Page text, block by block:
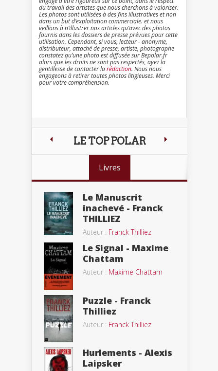
du travail des artistes que nous cherchons à valoriser.
Les photos sont utilisées à des fins illustratives et non
dans un but d’exploitation commerciale. et nous
veillons à n’illustrer nos articles qu’avec des photos
fournis dans les dossiers de presse prévues pour cette
utilisation. Cependant, si vous, lecteur - anonyme,
distributeur, attaché de presse, artiste, photographe
constatez qu’une photo est diffusée sur Bepolar.fr
alors que les droits ne sont pas respectés, ayez la
gentillesse de contacter larédaction. Nous nous
engageons à retirer toutes photos litigieuses. Merci
pour votre compréhension.
LE TOP POLAR
Livres
Le Manuscrit
inachevé - Franck
THILLIEZ
Auteur : Franck Thilliez
Le Signal - Maxime
Chattam
Auteur : Maxime Chattam
Puzzle - Franck
Thilliez
Auteur : Franck Thilliez
Hurlements - Alexis
Laipsker